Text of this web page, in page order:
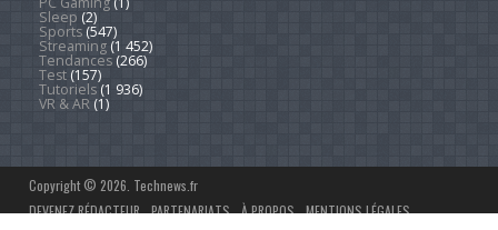
Sleep (2)
Sports(547)
Streaming(1 452)
Tendances(266)
Test(157)
Tutoriels(1 936)
VR & AR(1)
Copyright © 2026. Technews.fr
DEVENEZ RÉDACTEUR PARTENARIATS À PROPOS MENTIONS LÉGALES